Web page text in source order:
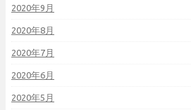
2020年9月
2020年8月
2020年7月
2020年6月
2020年5月